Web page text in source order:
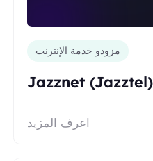
مزودو خدمة الإنترنت
Jazznet (Jazztel)
اعرف المزيد